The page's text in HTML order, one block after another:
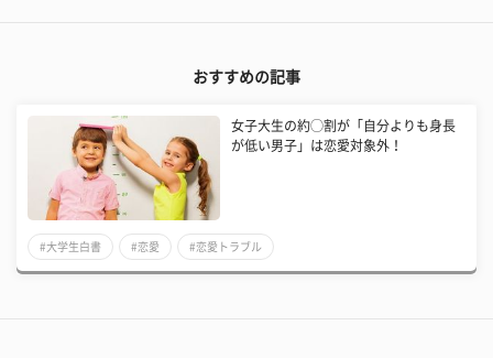
おすすめの記事
女子大生の約◯割が「自分よりも身長
が低い男子」は恋愛対象外！
#大学生白書 #恋愛 #恋愛トラブル